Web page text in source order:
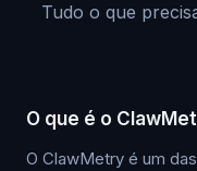
Tudo o que
O que é o
O ClawMetry é um